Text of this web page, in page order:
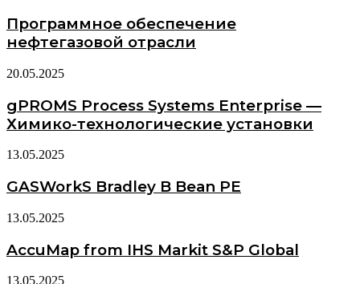
Программное обеспечение
нефтегазовой отрасли
20.05.2025
gPROMS Process Systems Enterprise —
Химико-технологические установки
13.05.2025
GASWorkS Bradley B Bean PE
13.05.2025
AccuMap from IHS Markit S&P Global
13.05.2025